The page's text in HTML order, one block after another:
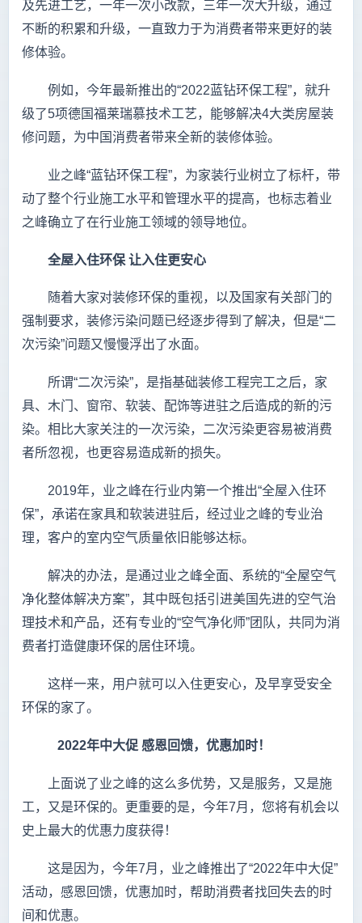
及先进工艺，一年一次小改款，三年一次大升级，通过
不断的积累和升级，一直致力于为消费者带来更好的装
修体验。
例如，今年最新推出的“2022蓝钻环保工程”，就升
级了5项德国福莱瑞慕技术工艺，能够解决4大类房屋装
修问题，为中国消费者带来全新的装修体验。
业之峰“蓝钻环保工程”，为家装行业树立了标杆，带
动了整个行业施工水平和管理水平的提高，也标志着业
之峰确立了在行业施工领域的领导地位。
全屋入住环保 让入住更安心
随着大家对装修环保的重视，以及国家有关部门的
强制要求，装修污染问题已经逐步得到了解决，但是“二
次污染”问题又慢慢浮出了水面。
所谓“二次污染”，是指基础装修工程完工之后，家
具、木门、窗帘、软装、配饰等进驻之后造成的新的污
染。相比大家关注的一次污染，二次污染更容易被消费
者所忽视，也更容易造成新的损失。
2019年，业之峰在行业内第一个推出“全屋入住环
保”，承诺在家具和软装进驻后，经过业之峰的专业治
理，客户的室内空气质量依旧能够达标。
解决的办法，是通过业之峰全面、系统的“全屋空气
净化整体解决方案”，其中既包括引进美国先进的空气治
理技术和产品，还有专业的“空气净化师”团队，共同为消
费者打造健康环保的居住环境。
这样一来，用户就可以入住更安心，及早享受安全
环保的家了。
2022年中大促 感恩回馈，优惠加时！
上面说了业之峰的这么多优势，又是服务，又是施
工，又是环保的。更重要的是，今年7月，您将有机会以
史上最大的优惠力度获得！
这是因为，今年7月，业之峰推出了“2022年中大促”
活动，感恩回馈，优惠加时，帮助消费者找回失去的时
间和优惠。